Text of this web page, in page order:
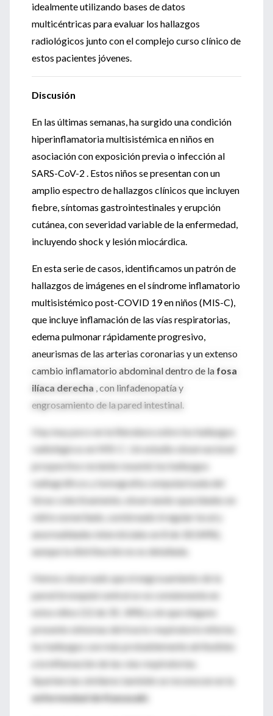
idealmente utilizando bases de datos
multicéntricas para evaluar los hallazgos
radiológicos junto con el complejo curso clínico de
estos pacientes jóvenes.
Discusión
En las últimas semanas, ha surgido una condición
hiperinflamatoria multisistémica en niños en
asociación con exposición previa o infección al
SARS-CoV-2 . Estos niños se presentan con un
amplio espectro de hallazgos clínicos que incluyen
fiebre, síntomas gastrointestinales y erupción
cutánea, con severidad variable de la enfermedad,
incluyendo shock y lesión miocárdica.
En esta serie de casos, identificamos un patrón de
hallazgos de imágenes en el síndrome inflamatorio
multisistémico post-COVID 19 en niños (MIS-C),
que incluye inflamación de las vías respiratorias,
edema pulmonar rápidamente progresivo,
aneurismas de las arterias coronarias y un extenso
cambio inflamatorio abdominal dentro de la fosa
ilíaca derecha , con linfadenopatía y
engrosamiento de la pared intestinal.
Hay muy poco en la literatura sobre los hallazgos
radiológicos en MIS-C. Un estudio observacional
prospectivo reciente resumió los hallazgos
radiográficos y tomografía computarizada del
tórax colectivamente, observando opacidades en
vidrio esmerilado, sombreado irregular local y
anormalidades intersticiales en 8 de 18 (44%),
aunque la distribución no es detallada.
Hemos observado que el engrosamiento de la
pared bronquial central se ve comúnmente en
estos niños (12 de 35; 34%) y sin que ninguno
presente síntomas del tracto respiratorio inferior,
los hallazgos son más probablemente atribuibles
a la inflamación de las vías respiratorias.
Apariencias similares también se reconocen en la
enfermedad de Kawasaki